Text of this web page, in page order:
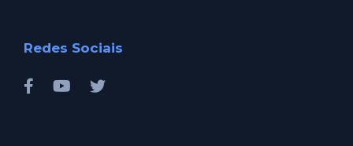
Redes Sociais